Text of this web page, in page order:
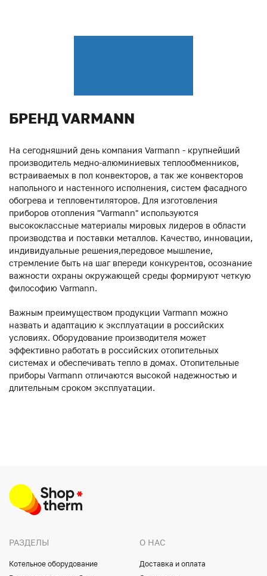
БРЕНД VARMANN
На сегодняшний день компания Varmann - крупнейший
производитель медно-алюминиевых теплообменников,
встраиваемых в пол конвекторов, а так же конвекторов
напольного и настенного исполнения, систем фасадного
обогрева и тепловентиляторов. Для изготовления
приборов отопления "Varmann" используются
высококлассные материалы мировых лидеров в области
производства и поставки металлов. Качество, инновации,
индивидуальные решения,передовое мышление,
стремление быть на шаг впереди конкурентов, осознание
важности охраны окружающей среды формируют четкую
философию Varmann.
Важным преимуществом продукции Varmann можно
назвать и адаптацию к эксплуатации в российских
условиях. Оборудование производителя может
эффективно работать в российских отопительных
системах и обеспечивать тепло в домах. Отопительные
приборы Varmann отличаются высокой надежностью и
длительным сроком эксплуатации.
РАЗДЕЛЫ
Котельное оборудование
О НАС
Доставка и оплата